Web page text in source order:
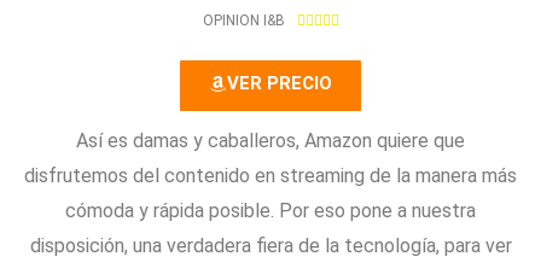
Así es damas y caballeros, Amazon quiere que
disfrutemos del contenido en streaming de la manera más
cómoda y rápida posible. Por eso pone a nuestra
disposición, una verdadera fiera de la tecnología, para ver
OPINION I&B 5
VER PRECIO